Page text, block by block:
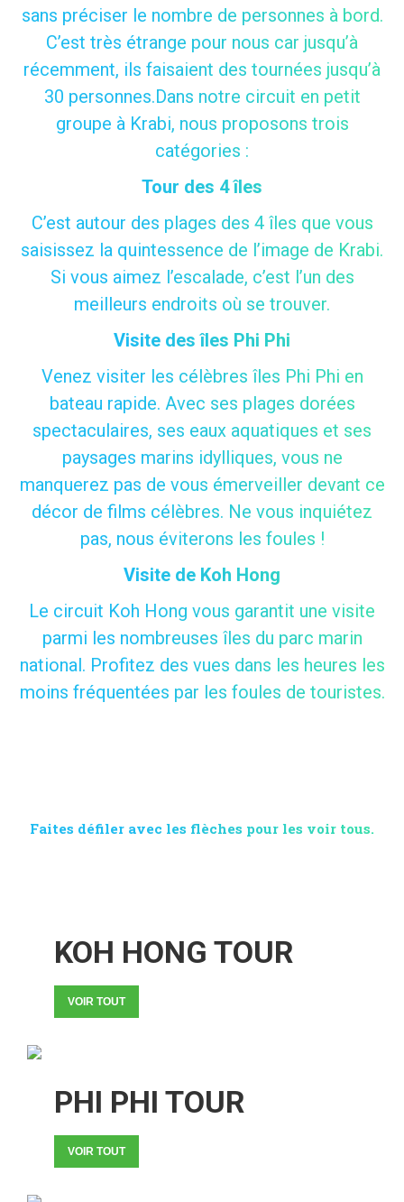
sans préciser le nombre de personnes à bord.
C’est très étrange pour nous car jusqu’à
récemment, ils faisaient des tournées jusqu’à
30 personnes.Dans notre circuit en petit
groupe à Krabi, nous proposons trois
catégories :
Tour des 4 îles
C’est autour des plages des 4 îles que vous
saisissez la quintessence de l’image de Krabi.
Si vous aimez l’escalade, c’est l’un des
meilleurs endroits où se trouver.
Visite des îles Phi Phi
Venez visiter les célèbres îles Phi Phi en
bateau rapide. Avec ses plages dorées
spectaculaires, ses eaux aquatiques et ses
paysages marins idylliques, vous ne
manquerez pas de vous émerveiller devant ce
décor de films célèbres. Ne vous inquiétez
pas, nous éviterons les foules !
Visite de Koh Hong
Le circuit Koh Hong vous garantit une visite
parmi les nombreuses îles du parc marin
national. Profitez des vues dans les heures les
moins fréquentées par les foules de touristes.
Faites défiler avec les flèches pour les voir tous.
KOH HONG TOUR
VOIR TOUT
PHI PHI TOUR
VOIR TOUT